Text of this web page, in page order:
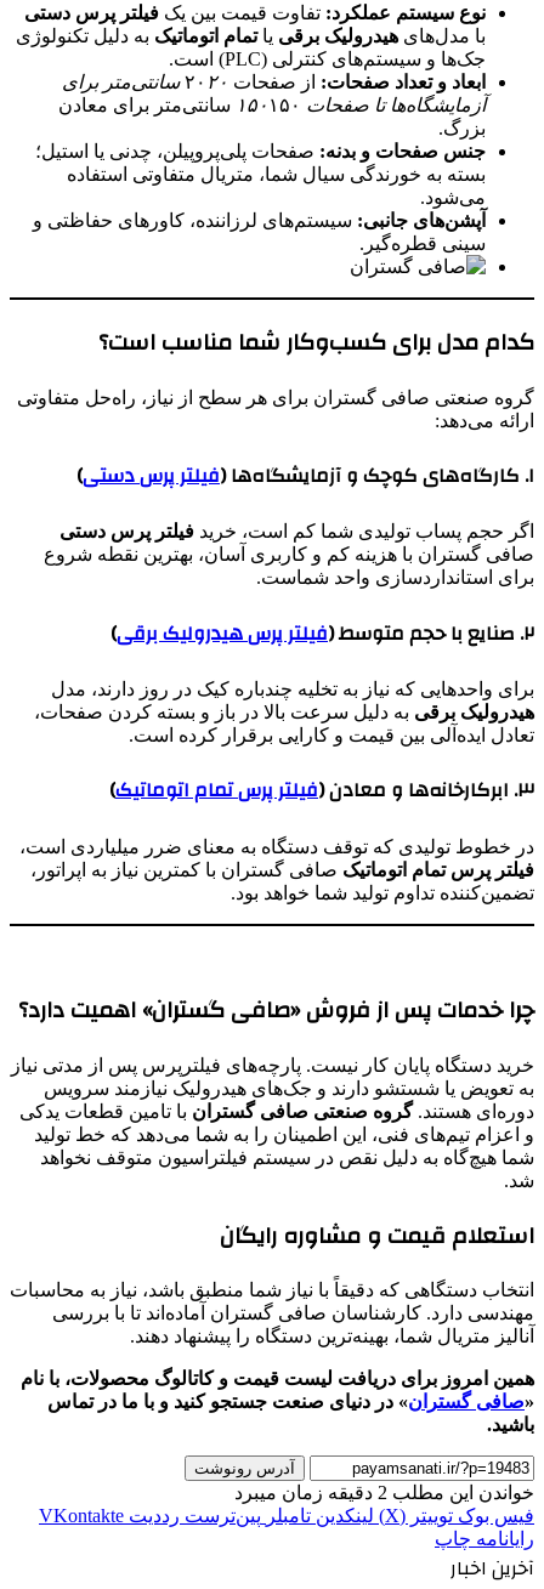
نوع سیستم عملکرد: تفاوت قیمت بین یک فیلتر پرس دستی
با مدل‌های هیدرولیک برقی یاتمام اتوماتیک به دلیل تکنولوژی
جک‌ها و سیستم‌های کنترلی (PLC) است.
ابعاد و تعداد صفحات: از صفحات ۲۰
۲۰ سانتی‌متر برای
آزمایشگاه‌ها تا صفحات ۱۵۰
۱۵۰ سانتی‌متر برای معادن
بزرگ.
جنس صفحات و بدنه: صفحات پلی‌پروپیلن، چدنی یا استیل؛
بسته به خورندگی سیال شما، متریال متفاوتی استفاده
می‌شود.
آپشن‌های جانبی: سیستم‌های لرزاننده، کاورهای حفاظتی و
سینی قطره‌گیر.
کدام مدل برای کسب‌وکار شما مناسب است؟
گروه صنعتی صافی گستران برای هر سطح از نیاز، راه‌حل متفاوتی
ارائه می‌دهد:
۱. کارگاه‌های کوچک و آزمایشگاه‌ها ( فیلتر پرس دستی)
اگر حجم پساب تولیدی شما کم است، خرید فیلتر پرس دستی
صافی گستران با هزینه کم و کاربری آسان، بهترین نقطه شروع
برای استانداردسازی واحد شماست.
۲. صنایع با حجم متوسط ( فیلتر پرس هیدرولیک برقی)
برای واحدهایی که نیاز به تخلیه چندباره کیک در روز دارند، مدل
هیدرولیک برقی به دلیل سرعت بالا در باز و بسته کردن صفحات،
تعادل ایده‌آلی بین قیمت و کارایی برقرار کرده است.
۳. ابرکارخانه‌ها و معادن ( فیلتر پرس تمام اتوماتیک)
در خطوط تولیدی که توقف دستگاه به معنای ضرر میلیاردی است،
فیلتر پرس تمام اتوماتیک صافی گستران با کمترین نیاز به اپراتور،
تضمین‌کننده تداوم تولید شما خواهد بود.
چرا خدمات پس از فروش «صافی گستران» اهمیت دارد؟
خرید دستگاه پایان کار نیست. پارچه‌های فیلترپرس پس از مدتی نیاز
به تعویض یا شستشو دارند و جک‌های هیدرولیک نیازمند سرویس
دوره‌ای هستند.گروه صنعتی صافی گستران با تامین قطعات یدکی
و اعزام تیم‌های فنی، این اطمینان را به شما می‌دهد که خط تولید
شما هیچ‌گاه به دلیل نقص در سیستم فیلتراسیون متوقف نخواهد
شد.
استعلام قیمت و مشاوره رایگان
انتخاب دستگاهی که دقیقاً با نیاز شما منطبق باشد، نیاز به محاسبات
مهندسی دارد. کارشناسان صافی گستران آماده‌اند تا با بررسی
آنالیز متریال شما، بهینه‌ترین دستگاه را پیشنهاد دهند.
همین امروز برای دریافت لیست قیمت و کاتالوگ محصولات، با نام
«صافی گستران» در دنیای صنعت جستجو کنید و با ما در تماس
باشید.
آدرس رونوشت
خواندن این مطلب 2 دقیقه زمان میبرد
فیس بوک توییتر (X) لینکدین ‫تامبلر ‫پین‌ترست ‫رددیت ‫VKontakte
رایانامه چاپ
آخرین اخبار